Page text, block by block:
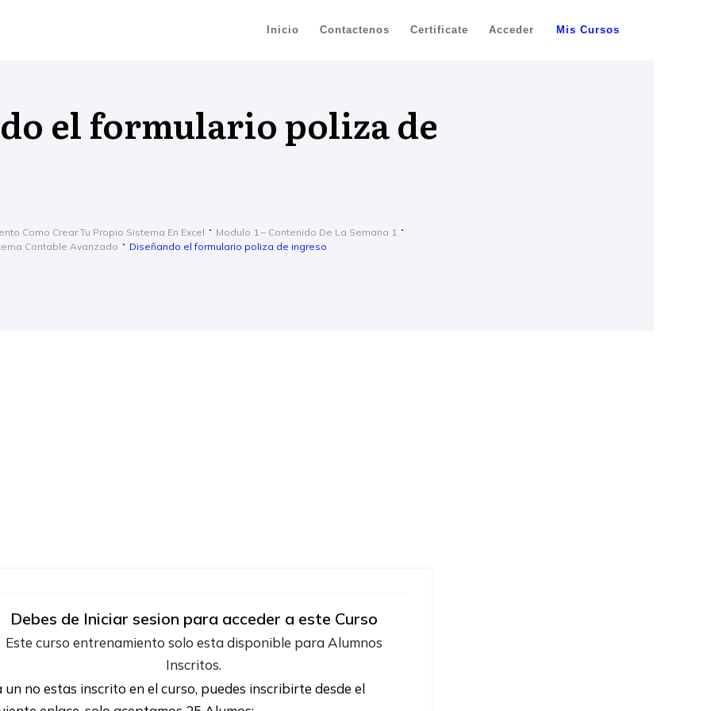
Inicio Contactenos Certificate Acceder Mis Cursos
el formulario poliza de
Como Crear Tu Propio Sistema En Excel
Modulo 1 – Contenido De La Semana 1
Contable Avanzado
Diseñando el formulario poliza de ingreso
Debes de Iniciar sesion para acceder a este Curso
Este curso entrenamiento solo esta disponible para Alumnos
Inscritos.
un no estas inscrito en el curso, puedes inscribirte desde el